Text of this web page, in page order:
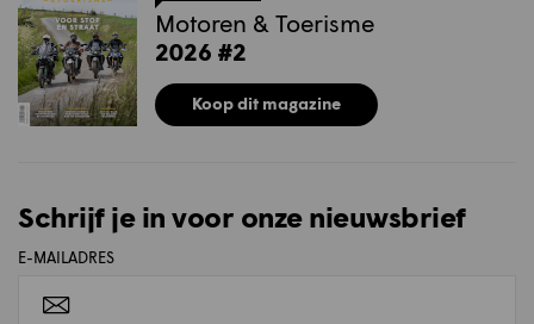
Motoren & Toerisme
2026 #2
Koop dit magazine
Schrijf je in voor onze nieuwsbrief
E-MAILADRES